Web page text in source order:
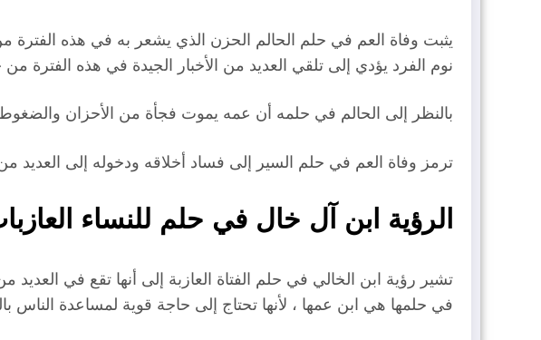
يثبت وفاة العم في حلم الحالم الحزن الذي يشعر به في هذه الفترة
نوم الفرد يؤدي إلى تلقي العديد من الأخبار الجيدة في هذه الفترة من
بالنظر إلى الحالم في حلمه أن عمه يموت فجأة من الأحزان والضغوط
ترمز وفاة العم في حلم السير إلى فساد أخلاقه ودخوله إلى
الرؤية ابن آل خال في حلم للنساء
تشير رؤية ابن الخالي في حلم الفتاة العازبة إلى أنها تقع في
في حلمها هي ابن عمها ، لأنها تحتاج إلى حاجة قوية لمساعدة الناس